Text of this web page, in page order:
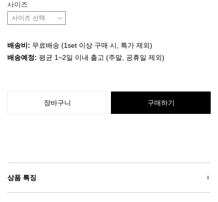
사이즈
배송비: 무료배송 (1set 이상 구매 시, 특가 제외)
배송예정: 평균 1~2일 이내 출고 (주말, 공휴일 제외)
장바구니 구매하기
상품 특징